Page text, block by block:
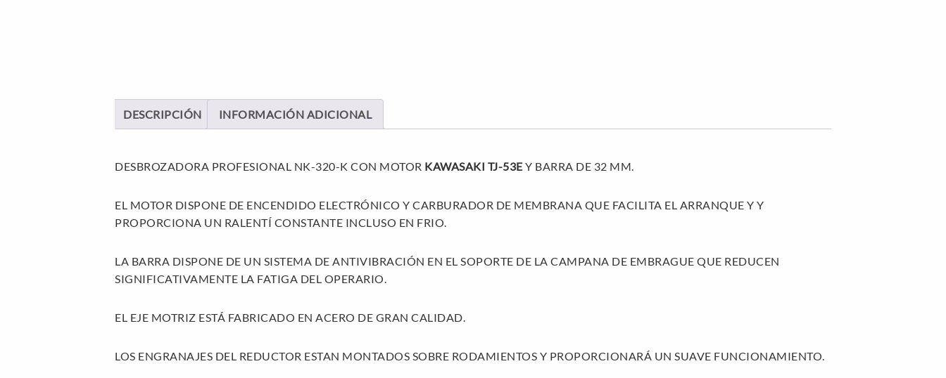
DESCRIPCIÓN INFORMACIÓN ADICIONAL
DESBROZADORA PROFESIONAL NK-320-K CON MOTOR KAWASAKI TJ-53E Y BARRA DE 32 MM.
EL MOTOR DISPONE DE ENCENDIDO ELECTRÓNICO Y CARBURADOR DE MEMBRANA QUE FACILITA EL ARRANQUE Y Y
PROPORCIONA UN RALENTÍ CONSTANTE INCLUSO EN FRIO.
LA BARRA DISPONE DE UN SISTEMA DE ANTIVIBRACIÓN EN EL SOPORTE DE LA CAMPANA DE EMBRAGUE QUE REDUCEN
SIGNIFICATIVAMENTE LA FATIGA DEL OPERARIO.
EL EJE MOTRIZ ESTÁ FABRICADO EN ACERO DE GRAN CALIDAD.
LOS ENGRANAJES DEL REDUCTOR ESTAN MONTADOS SOBRE RODAMIENTOS Y PROPORCIONARÁ UN SUAVE FUNCIONAMIENTO.